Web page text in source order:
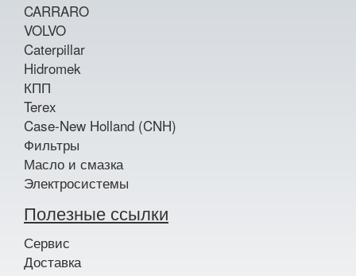
CARRARO
VOLVO
Caterpillar
Hidromek
КПП
Terex
Case-New Holland (CNH)
Фильтры
Масло и смазка
Электросистемы
Полезные ссылки
Сервис
Доставка